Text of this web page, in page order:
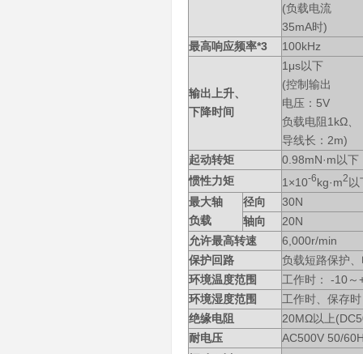
(负载电流
35mA时)
最高响应频率*3
100kHz
输出上升、
下降时间
1μs以下
(控制输出
电压：5V
负载电阻1kΩ、
导线长：2m)
起动转矩
0.98mN·m以下
惯性力矩
1×10-6kg·m2
最大轴
负载
径向
30N
轴向
20N
允许最高转速
6,000r/min
保护回路
负载短路保护
环境温度范围
工作时： -10～
环境湿度范围
工作时、保存
绝缘电阻
20MΩ以上
耐电压
AC500V 50/